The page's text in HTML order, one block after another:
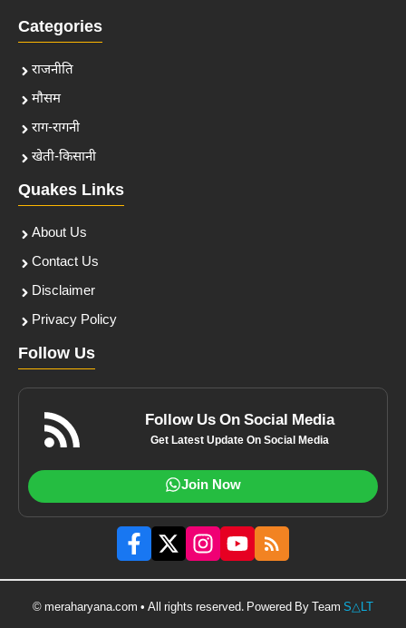
Categories
राजनीति
मौसम
राग-रागनी
खेती-किसानी
Quakes Links
About Us
Contact Us
Disclaimer
Privacy Policy
Follow Us
Follow Us On Social Media
Get Latest Update On Social Media
Join Now
© meraharyana.com • All rights reserved. Powered By Team S△LT